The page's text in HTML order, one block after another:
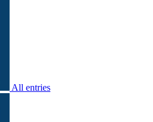
All entries